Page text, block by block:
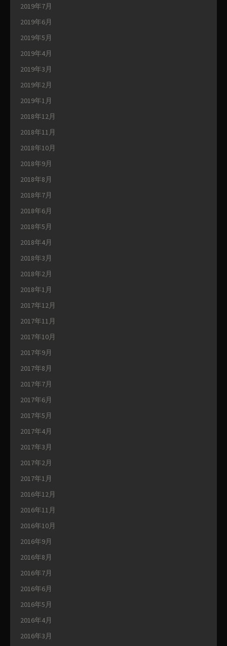
2019年7月
2019年6月
2019年5月
2019年4月
2019年3月
2019年2月
2019年1月
2018年12月
2018年11月
2018年10月
2018年9月
2018年8月
2018年7月
2018年6月
2018年5月
2018年4月
2018年3月
2018年2月
2018年1月
2017年12月
2017年11月
2017年10月
2017年9月
2017年8月
2017年7月
2017年6月
2017年5月
2017年4月
2017年3月
2017年2月
2017年1月
2016年12月
2016年11月
2016年10月
2016年9月
2016年8月
2016年7月
2016年6月
2016年5月
2016年4月
2016年3月